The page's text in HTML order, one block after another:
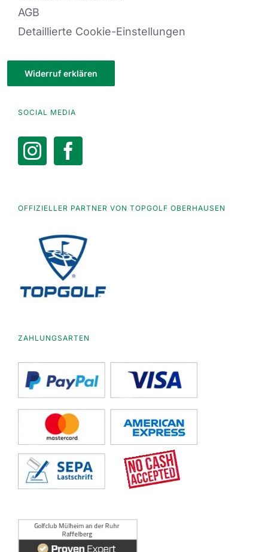
AGB
Detaillierte Cookie-Einstellungen
Widerruf erklären
SOCIAL MEDIA
OFFIZIELLER PARTNER VON TOPGOLF OBERHAUSEN
ZAHLUNGSARTEN